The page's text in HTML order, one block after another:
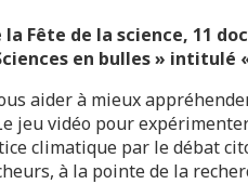
Fête de la science, 11
en bulles » intitulé
aider à mieux
jeu vidéo pour
climatique par le débat
à la pointe de la